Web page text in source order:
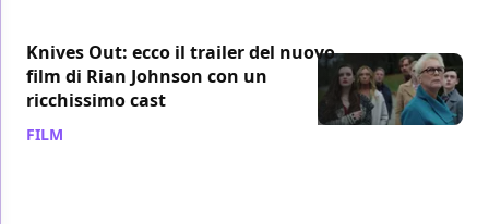
Knives Out: ecco il trailer del nuovo
film di Rian Johnson con un
ricchissimo cast
FILM